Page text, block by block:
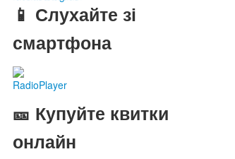
📱 Слухайте зі
смартфона
RadioPlayer
🎫 Купуйте квитки
онлайн